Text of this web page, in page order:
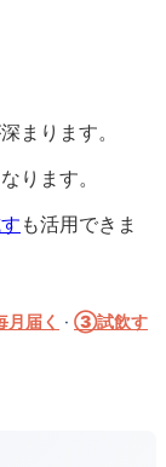
まります。
ります。
も活用できま
届く · ③試飲す